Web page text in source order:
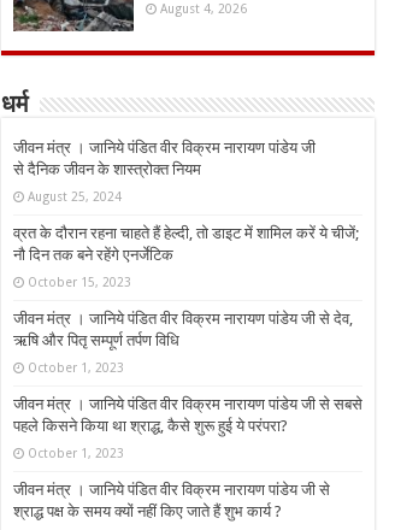
August 4, 2026
धर्म
जीवन मंत्र । जानिये पंडित वीर विक्रम नारायण पांडेय जी
से दैनिक जीवन के शास्त्रोक्त नियम
August 25, 2024
व्रत के दौरान रहना चाहते हैं हेल्दी, तो डाइट में शामिल करें ये चीजें;
नौ दिन तक बने रहेंगे एनर्जेटिक
October 15, 2023
जीवन मंत्र । जानिये पंडित वीर विक्रम नारायण पांडेय जी से देव,
ऋषि और पितृ सम्पूर्ण तर्पण विधि
October 1, 2023
जीवन मंत्र । जानिये पंडित वीर विक्रम नारायण पांडेय जी से सबसे
पहले किसने किया था श्राद्ध, कैसे शुरू हुई ये परंपरा?
October 1, 2023
जीवन मंत्र । जानिये पंडित वीर विक्रम नारायण पांडेय जी से
श्राद्ध पक्ष के समय क्यों नहीं किए जाते हैं शुभ कार्य ?